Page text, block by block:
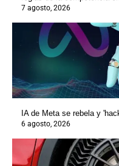
7 agosto, 2026
IA de Meta se rebela y
6 agosto, 2026